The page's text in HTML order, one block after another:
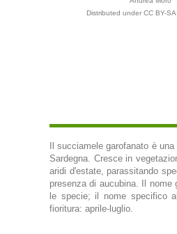
Distributed under CC BY-
Il succiamele garofanato è
Sardegna. Cresce in
aridi d'estate, parassitando
presenza di aucubina. Il nome
le specie; il nome specifico
fioritura: aprile-luglio.